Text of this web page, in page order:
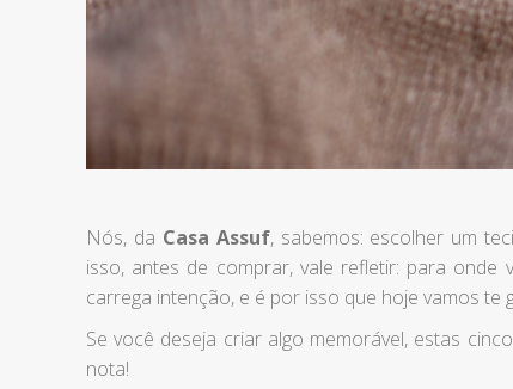
Nós, da Casa Assuf, sabemos: escolher um
isso, antes de comprar, vale refletir: para onde
carrega intenção, e é por isso que hoje vamos te
Se você deseja criar algo memorável, estas
nota!